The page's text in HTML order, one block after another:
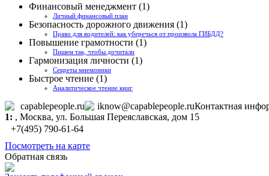
Финансовый менеджмент (1)
Личный финансовый план
Безопасность дорожного движения (1)
Право для водителей: как уберечься от произвола ГИБДД?
Повышение грамотности (1)
Пишем так, чтобы дочитали
Гармонизация личности (1)
Секреты мнемоники
Быстрое чтение (1)
Аналитическое чтение книг
capablepeople.ru iknow@capablepeople.ruКонтактная
1: , Москва, ул. Большая Переяславская, дом 15
+7(495) 790-61-64
Посмотреть на карте
Обратная связь